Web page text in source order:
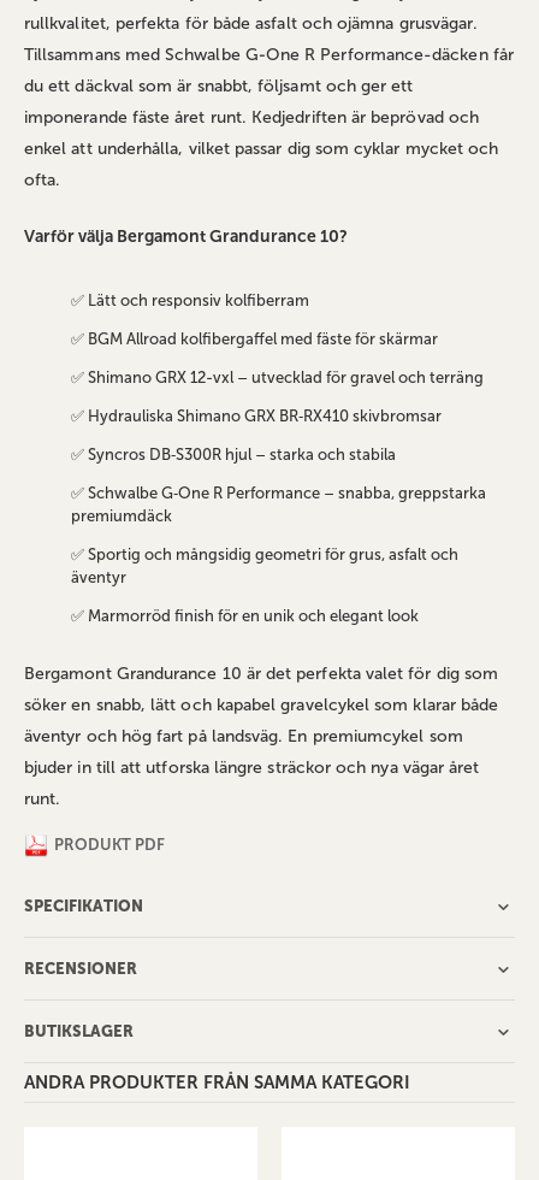
rullkvalitet, perfekta för både asfalt och ojämna grusvägar.
Tillsammans med Schwalbe G‑One R Performance-däcken får
du ett däckval som är snabbt, följsamt och ger ett
imponerande fäste året runt. Kedjedriften är beprövad och
enkel att underhålla, vilket passar dig som cyklar mycket och
ofta.
Varför välja Bergamont Grandurance 10?
✅ Lätt och responsiv kolfiberram
✅ BGM Allroad kolfibergaffel med fäste för skärmar
✅ Shimano GRX 12-vxl – utvecklad för gravel och terräng
✅ Hydrauliska Shimano GRX BR‑RX410 skivbromsar
✅ Syncros DB‑S300R hjul – starka och stabila
✅ Schwalbe G‑One R Performance – snabba, greppstarka
premiumdäck
✅ Sportig och mångsidig geometri för grus, asfalt och
äventyr
✅ Marmorröd finish för en unik och elegant look
Bergamont Grandurance 10 är det perfekta valet för dig som
söker en snabb, lätt och kapabel gravelcykel som klarar både
äventyr och hög fart på landsväg. En premiumcykel som
bjuder in till att utforska längre sträckor och nya vägar året
runt.
PRODUKT PDF
SPECIFIKATION
RECENSIONER
BUTIKSLAGER
ANDRA PRODUKTER FRÅN SAMMA KATEGORI